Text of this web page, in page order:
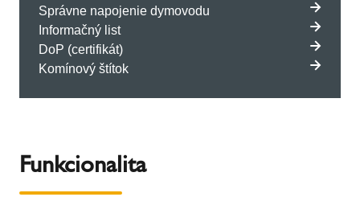
Správne napojenie dymovodu
Informačný list
DoP (certifikát)
Komínový štítok
Funkcionalita